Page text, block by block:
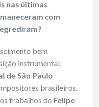
nas últimas
com
bem
instrumental,
de São Paulo
brasileiros.
trabalhos do Felipe